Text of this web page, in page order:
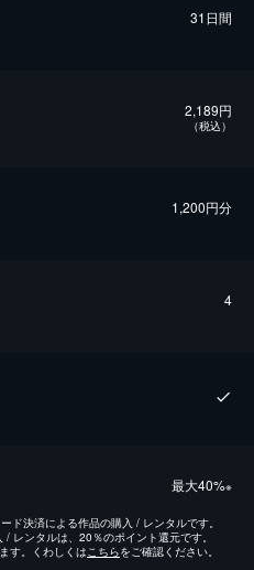
31日間
2,189円
（税込）
1,200円分
4
最⼤40%※
ド決済による作品の購入 / レンタルです。
レンタルは、20％のポイント還元です。
す。くわしくは こちらをご確認ください。